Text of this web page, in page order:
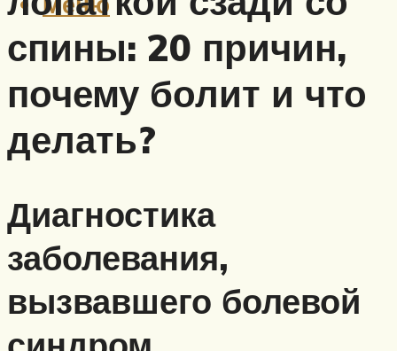
спины: 20 причин,
почему болит и что
делать?
Диагностика
заболевания,
вызвавшего болевой